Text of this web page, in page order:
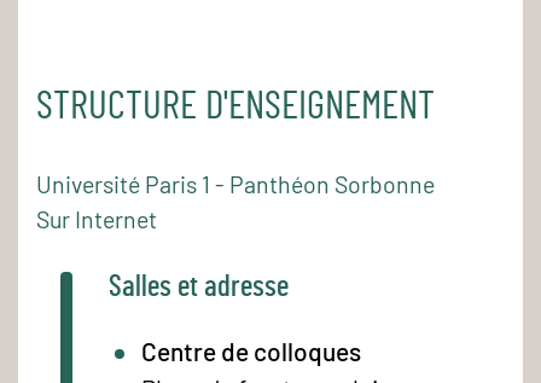
STRUCTURE D'ENSEIGNEMENT
Université Paris 1 - Panthéon Sorbonne
Sur Internet
Salles et adresse
Centre de colloques